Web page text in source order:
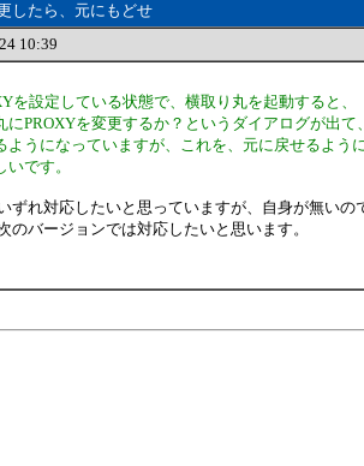
したら、元にもどせ
10:39
設定している状態で、横取り丸を起動すると、
にPROXYを変更するか？というダイアログが出て
ようになっていますが、これを、元に戻せるよう
いです。
ずれ対応したいと思っていますが、自身が無いの
のバージョンでは対応したいと思います。